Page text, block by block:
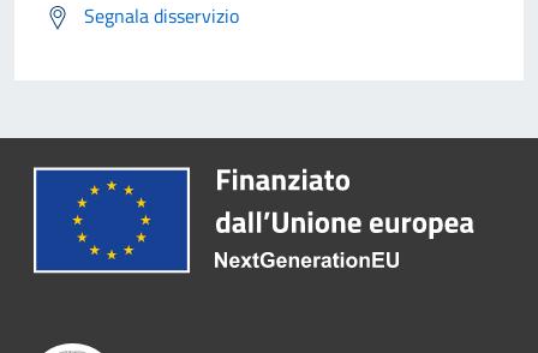
Segnala disservizio